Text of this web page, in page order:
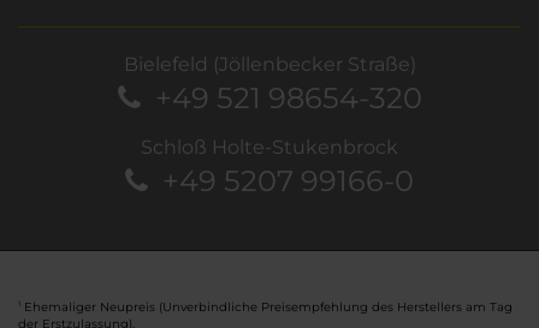
Bielefeld (Jöllenbecker Straße)
+49 521 98654-320
Schloß Holte-Stukenbrock
+49 5207 99166-0
Ehemaliger Neupreis (Unverbindliche Preisempfehlung des Herstellers am Tag
der Erstzulassung).